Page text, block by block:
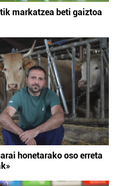
markatzea beti gaiztoa
honetarako oso erreta